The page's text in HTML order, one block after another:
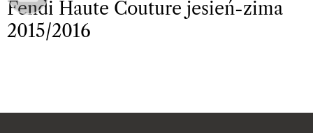
Fendi Haute Couture jesień-zima
2015/2016